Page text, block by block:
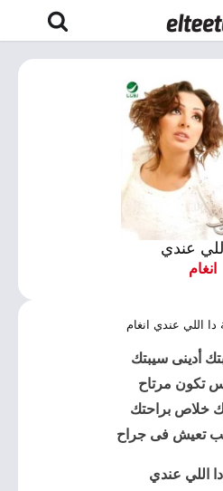
عندي
انغام
دا اللي عندي انغام
أدينى سيبتك
تكون مرتاح
خلاص براحتك
تعيش فى جراح
اللي عندي